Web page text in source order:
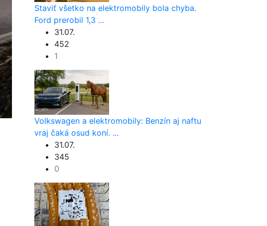
Staviť všetko na elektromobily bola chyba.
Ford prerobil 1,3 ...
31.07.
452
1
Volkswagen a elektromobily: Benzín aj naftu
vraj čaká osud koní. ...
31.07.
345
0